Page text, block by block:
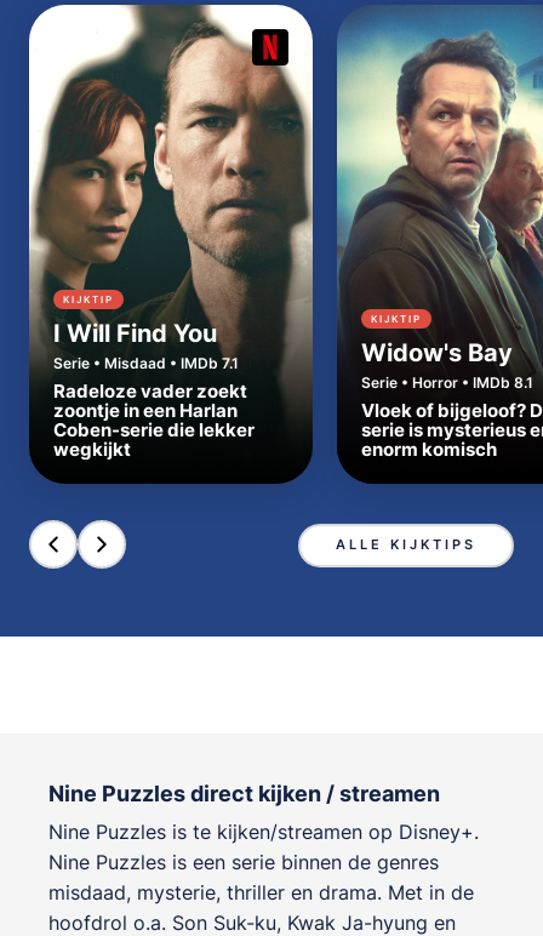
KIJKTIP
I Will Find You
Serie • Misdaad • IMDb 7.1
Radeloze vader zoekt
zoontje in een Harlan
Coben-serie die lekker
wegkijkt
KIJKTIP
Widow's Bay
Serie • Horror • IMDb 8.1
Vloek of bijgeloof?
serie is mysterieus
enorm komisch
ALLE KIJKTIPS
Nine Puzzles direct kijken / streamen
Nine Puzzles is te kijken/streamen op Disney+.
Nine Puzzles is een serie binnen de genres
misdaad, mysterie, thriller en drama. Met in de
hoofdrol o.a. Son Suk-ku, Kwak Ja-hyung en